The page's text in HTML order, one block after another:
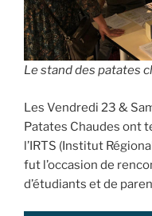
Le stand des patates
Les Vendredi 23 &
Patates Chaudes ont
l’IRTS (Institut
fut l’occasion de
d’étudiants et de